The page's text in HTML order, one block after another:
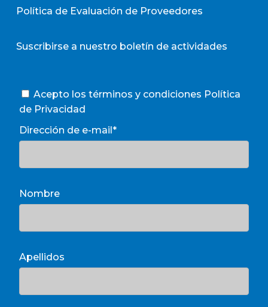
Política de Evaluación de Proveedores
Suscribirse a nuestro boletín de actividades
Acepto los términos y condiciones Política
de Privacidad
Dirección de e-mail*
Nombre
Apellidos